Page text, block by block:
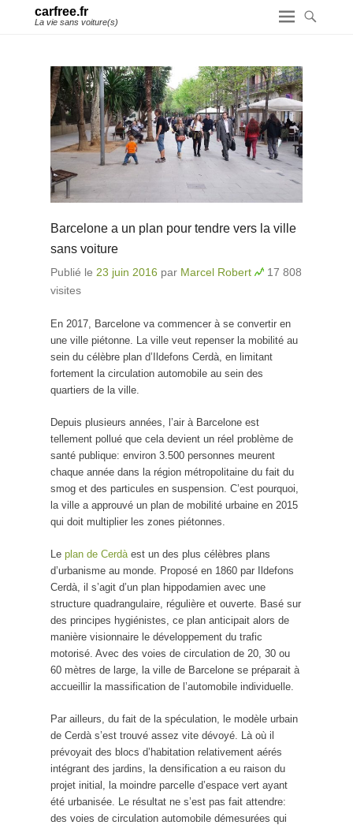
carfree.fr
La vie sans voiture(s)
Barcelone a un plan pour tendre vers la ville
sans voiture
Publié le 23 juin 2016 par Marcel Robert
17 808
visites
En 2017, Barcelone va commencer à se convertir en
une ville piétonne. La ville veut repenser la mobilité au
sein du célèbre plan d’Ildefons Cerdà, en limitant
fortement la circulation automobile au sein des
quartiers de la ville.
Depuis plusieurs années, l’air à Barcelone est
tellement pollué que cela devient un réel problème de
santé publique: environ 3.500 personnes meurent
chaque année dans la région métropolitaine du fait du
smog et des particules en suspension. C’est pourquoi,
la ville a approuvé un plan de mobilité urbaine en 2015
qui doit multiplier les zones piétonnes.
Le plan de Cerdà est un des plus célèbres plans
d’urbanisme au monde. Proposé en 1860 par Ildefons
Cerdà, il s’agit d’un plan hippodamien avec une
structure quadrangulaire, régulière et ouverte. Basé sur
des principes hygiénistes, ce plan anticipait alors de
manière visionnaire le développement du trafic
motorisé. Avec des voies de circulation de 20, 30 ou
60 mètres de large, la ville de Barcelone se préparait à
accueillir la massification de l’automobile individuelle.
Par ailleurs, du fait de la spéculation, le modèle urbain
de Cerdà s’est trouvé assez vite dévoyé. Là où il
prévoyait des blocs d’habitation relativement aérés
intégrant des jardins, la densification a eu raison du
projet initial, la moindre parcelle d’espace vert ayant
été urbanisée. Le résultat ne s’est pas fait attendre:
des voies de circulation automobile démesurées qui